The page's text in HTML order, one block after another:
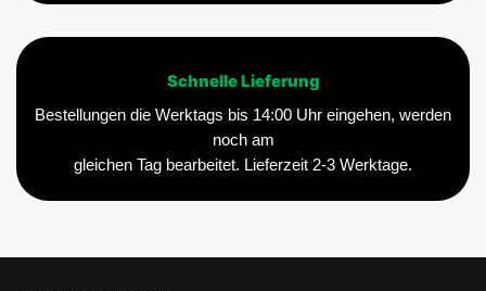
Schnelle Lieferung
Bestellungen die Werktags bis 14:00 Uhr eingehen, werden
noch am
gleichen Tag bearbeitet. Lieferzeit 2-3 Werktage.